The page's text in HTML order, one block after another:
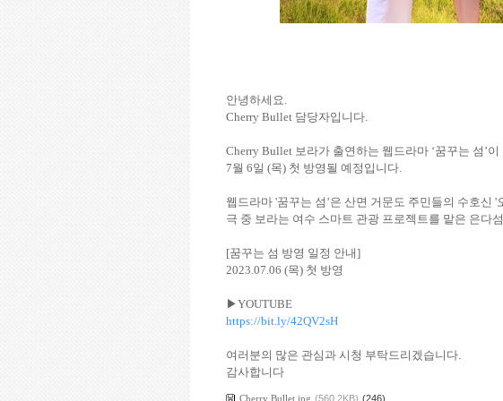
안녕하세요.
Cherry Bullet 담당자입니다.
Cherry Bullet 보라가 출연하는 웹드라마 ‘꿈꾸는 섬’이
7월 6일 (목) 첫 방영될 예정입니다.
웹드라마 '꿈꾸는 섬’은 산면 거문도 주민들의 수호신
극 중 보라는 여수 스마트 관광 프로젝트를 맡은 은다
[꿈꾸는 섬 방영 일정 안내]
2023.07.06 (목) 첫 방영
▶YOUTUBE
https://bit.ly/42QV2sH
여러분의 많은 관심과 시청 부탁드리겠습니다.
감사합니다
Cherry Bullet.jpg (560.2KB) (246)